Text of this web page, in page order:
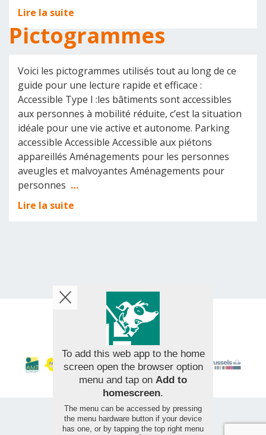
Lire la suite
Pictogrammes
Voici les pictogrammes utilisés tout au long de ce
guide pour une lecture rapide et efficace :
Accessible Type I :les bâtiments sont accessibles
aux personnes à mobilité réduite, c’est la situation
idéale pour une vie active et autonome. Parking
accessible Accessible Accessible aux piétons
appareillés Aménagements pour les personnes
aveugles et malvoyantes Aménagements pour
personnes …
Lire la suite
© 2026 AMT Concept - All rights reserved
To add this web app to the home
screen open the browser option
menu and tap on Add to
homescreen.
The menu can be accessed by pressing
the menu hardware button if your device
has one, or by tapping the top right menu